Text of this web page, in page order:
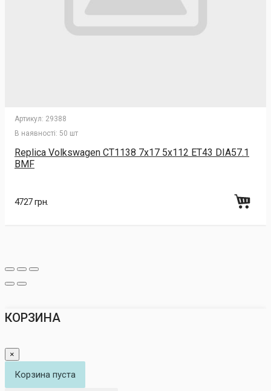
Артикул: 29388
В наявності: 50 шт
Replica Volkswagen CT1138 7x17 5x112 ET43 DIA57.1
BMF
4727 грн.
КОРЗИНА
×
Корзина пуста